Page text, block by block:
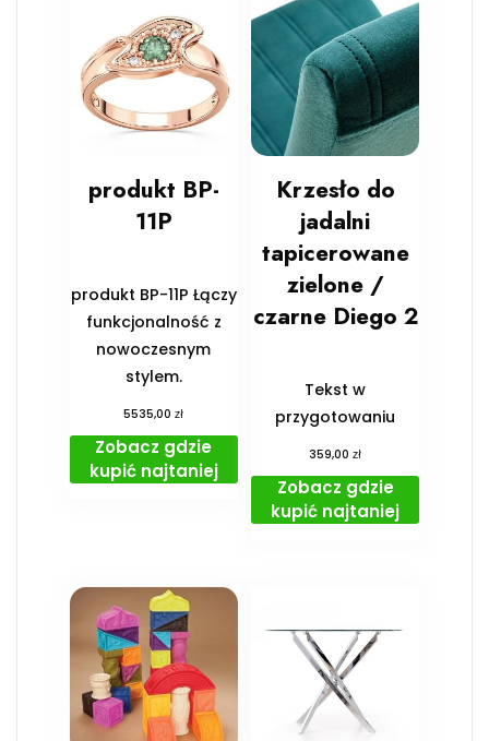
produkt BP-
11P
produkt BP-11P Łączy
funkcjonalność z
nowoczesnym
stylem.
5535,00zł
Zobacz gdzie
kupić najtaniej
Krzesło do
jadalni
tapicerowane
zielone /
czarne Diego 2
Tekst w
przygotowaniu
359,00zł
Zobacz gdzie
kupić najtaniej